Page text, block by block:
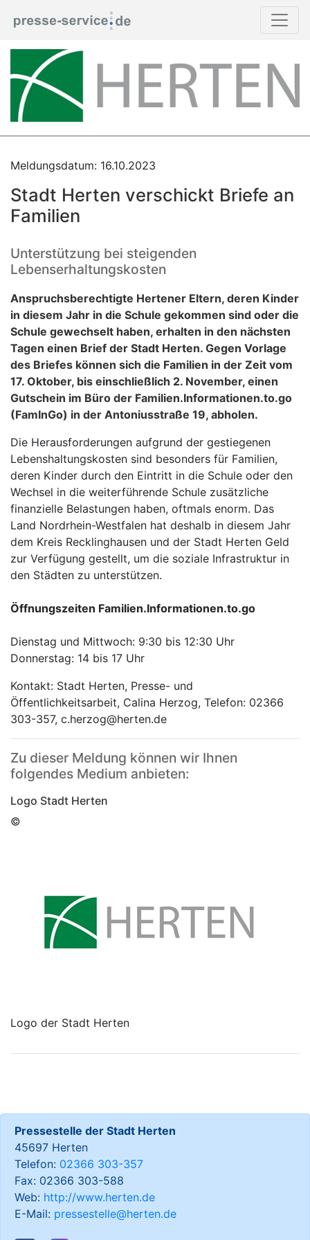
Meldungsdatum: 16.10.2023
Stadt Herten verschickt Briefe an
Familien
Unterstützung bei steigenden
Lebenserhaltungskosten
Anspruchsberechtigte Hertener Eltern, deren Kinder
in diesem Jahr in die Schule gekommen sind oder die
Schule gewechselt haben, erhalten in den nächsten
Tagen einen Brief der Stadt Herten. Gegen Vorlage
des Briefes können sich die Familien in der Zeit vom
17. Oktober, bis einschließlich 2. November, einen
Gutschein im Büro der Familien.Informationen.to.go
(FamInGo) in der Antoniusstraße 19, abholen.
Die Herausforderungen aufgrund der gestiegenen
Lebenshaltungskosten sind besonders für Familien,
deren Kinder durch den Eintritt in die Schule oder den
Wechsel in die weiterführende Schule zusätzliche
finanzielle Belastungen haben, oftmals enorm. Das
Land Nordrhein-Westfalen hat deshalb in diesem Jahr
dem Kreis Recklinghausen und der Stadt Herten Geld
zur Verfügung gestellt, um die soziale Infrastruktur in
den Städten zu unterstützen.
Öffnungszeiten Familien.Informationen.to.go
Dienstag und Mittwoch: 9:30 bis 12:30 Uhr
Donnerstag: 14 bis 17 Uhr
Kontakt: Stadt Herten, Presse- und
Öffentlichkeitsarbeit, Calina Herzog, Telefon: 02366
303-357, c.herzog@herten.de
Zu dieser Meldung können wir Ihnen
folgendes Medium anbieten:
Logo Stadt Herten
©
Logo der Stadt Herten
Pressestelle der Stadt Herten
45697 Herten
Telefon: 02366 303-357
Fax: 02366 303-588
Web: http://www.herten.de
E-Mail: pressestelle@herten.de